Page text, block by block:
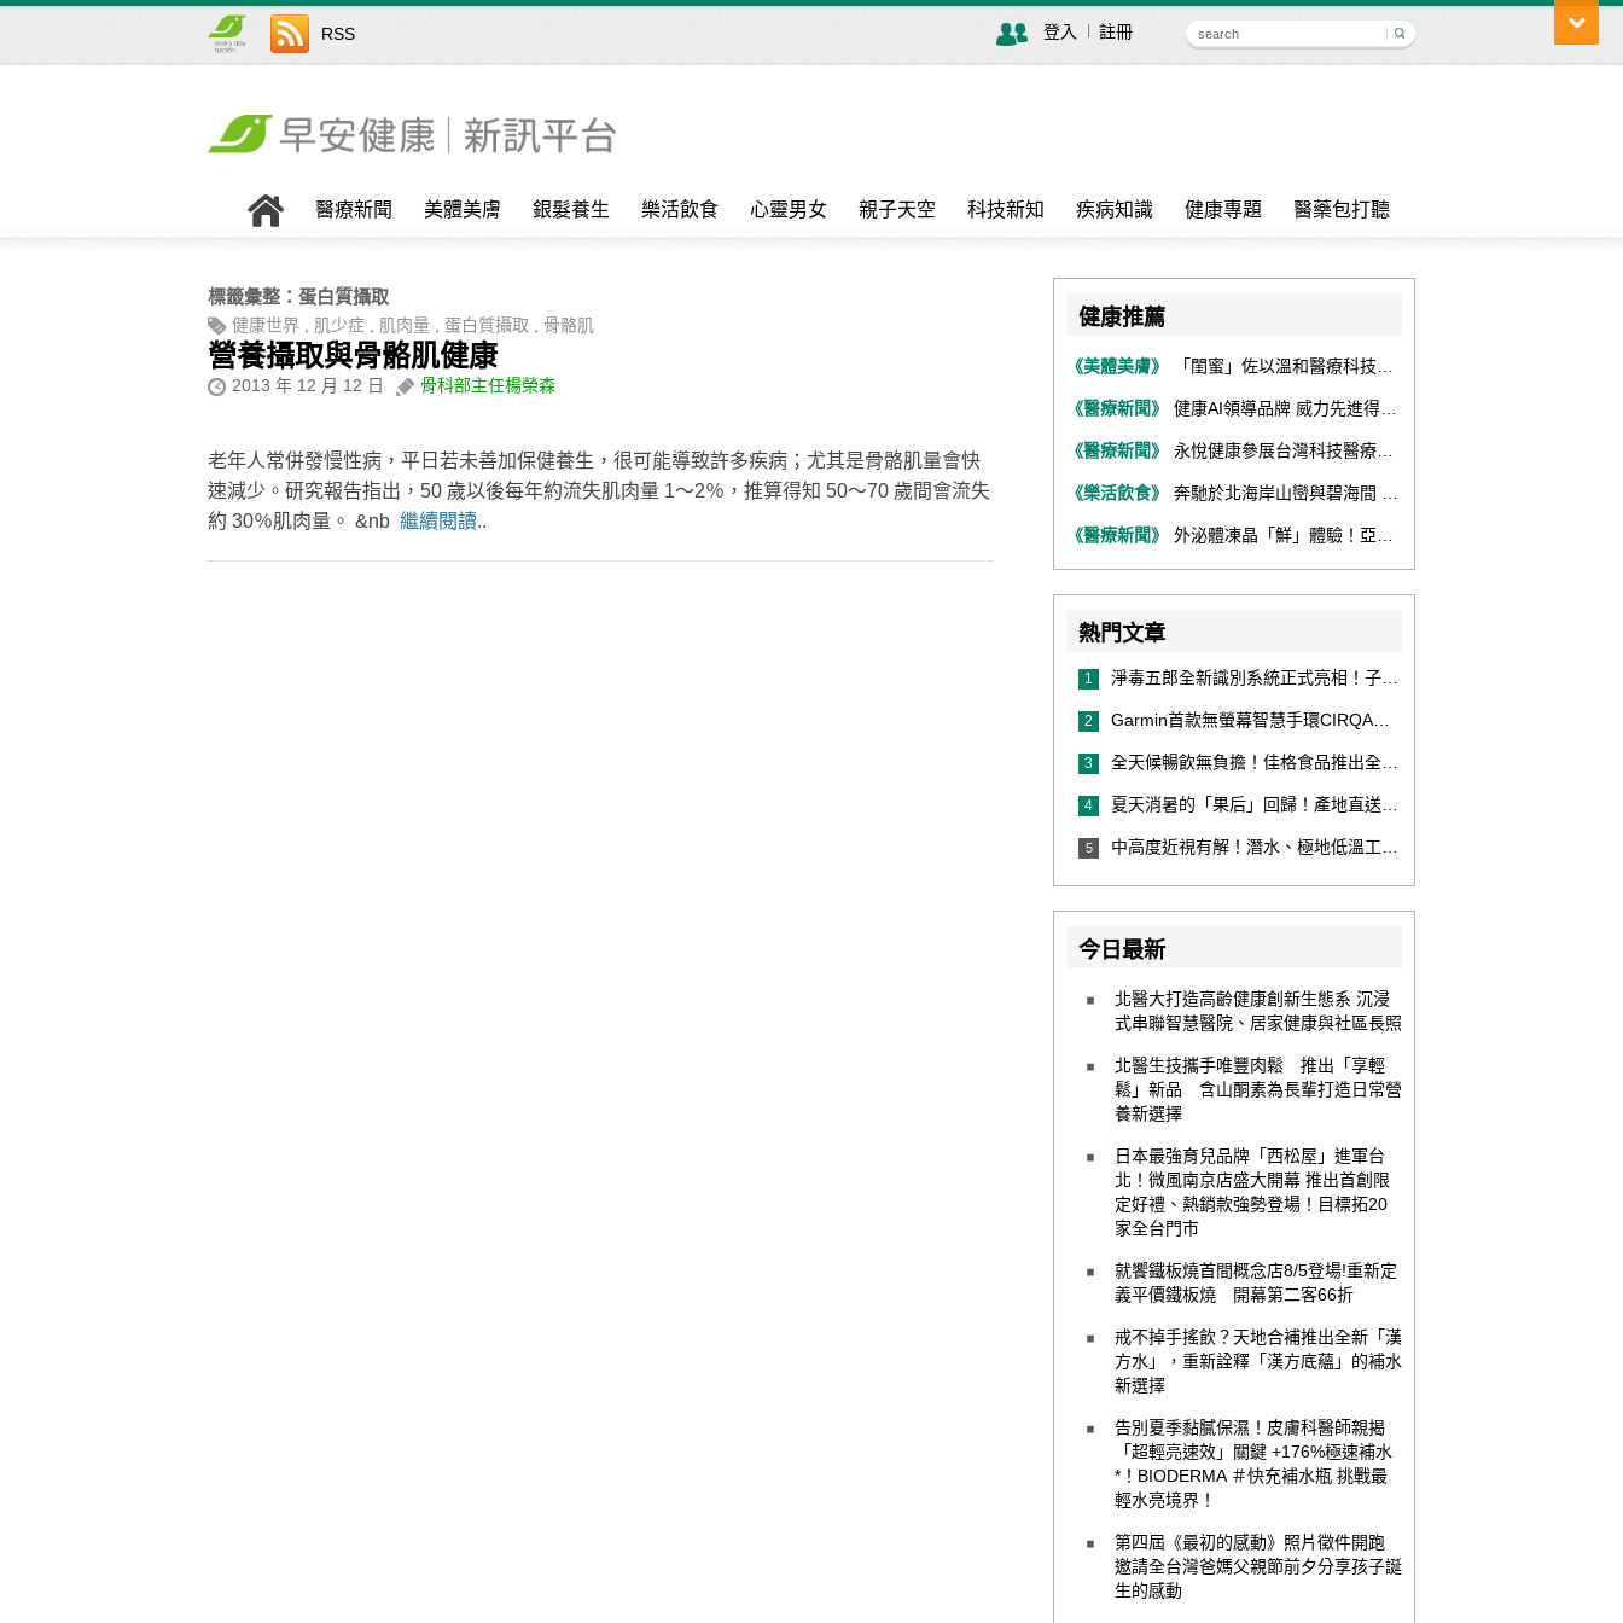
RSS 登入 註冊
醫療新聞 美體美膚 銀髮養生 樂活飲食 心靈男女 親子天空 科技新知 疾病知識 健康專題 醫藥包打聽
標籤彙整： 蛋白質攝取
健康世界 肌少症 肌肉量 蛋白質攝取 骨骼肌
營養攝取與骨骼肌健康
2013 年 12 月 12 日 骨科部主任楊榮森
老年人常併發慢性病，平日若未善加保健養生，很可能導致許多疾病；尤其是骨骼肌量會快
速減少。研究報告指出，50 歲以後每年約流失肌肉量 1～2％，推算得知 50～70 歲間會流失
約 30％肌肉量。 &nb 繼續閱讀..
健康推薦
《美體美膚》 「閨蜜」佐以溫和醫療科技，陪伴女性找回身體舒適與自信
《醫療新聞》 健康AI領導品牌 威力先進得獎不斷 同獲『玉山獎』『金炬獎』最高肯定
《醫療新聞》 永悅健康參展台灣科技醫療展 展現數位健康全場景整合能力
《樂活飲食》 奔馳於北海岸山巒與碧海間 跑出屬於你的生命之光 『2026光境半程馬拉松挑戰賽－升龍道』火熱報名中
《醫療新聞》 外泌體凍晶「鮮」體驗！亞家生技解鎖24個月高活性 專利瓶蓋「秒回溶」超驚艷！醫科展秀「睛」亮神采
熱門文章
1 淨毒五郎全新識別系統正式亮相！子品牌然本再推體香噴霧新產品！
2 Garmin首款無螢幕智慧手環CIRQA登場 專注健康無須訂閱！ 輕量舒適風格百搭 生態系無縫串接 打造全天候零干擾健康與恢復管理新體驗
3 全天候暢飲無負擔！佳格食品推出全新穀物茶品牌「穀萃」 首發「穀萃 蕎麥國寶茶」無糖、0咖啡因 24小時暖心陪伴
4 夏天消暑的「果后」回歸！產地直送泰國鮮山竹，打造夏日最頂級的天然補給
5 中高度近視有解！潛水、極地低溫工作者優選 EVO ICL 膠原蛋白眼內鏡
今日最新
北醫大打造高齡健康創新生態系 沉浸
式串聯智慧醫院、居家健康與社區長照
北醫生技攜手唯豐肉鬆 推出「享輕
鬆」新品 含山酮素為長輩打造日常營
養新選擇
日本最強育兒品牌「西松屋」進軍台
北！微風南京店盛大開幕 推出首創限
定好禮、熱銷款強勢登場！目標拓20
家全台門市
就饗鐵板燒首間概念店8/5登場!重新定
義平價鐵板燒 開幕第二客66折
戒不掉手搖飲？天地合補推出全新「漢
方水」，重新詮釋「漢方底蘊」的補水
新選擇
告別夏季黏膩保濕！皮膚科醫師親揭
「超輕亮速效」關鍵 +176%極速補水
*！BIODERMA ＃快充補水瓶 挑戰最
輕水亮境界！
第四屆《最初的感動》照片徵件開跑
邀請全台灣爸媽父親節前夕分享孩子誕
生的感動